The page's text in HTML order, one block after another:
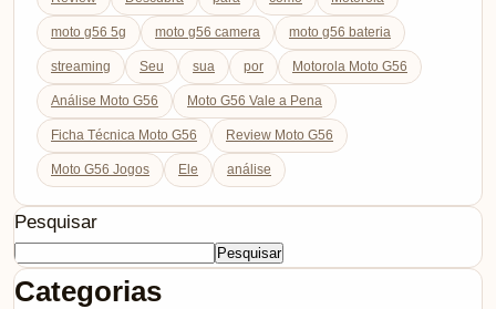
moto g56 5g moto g56 camera moto g56 bateria
streaming Seu sua por Motorola Moto G56
Análise Moto G56 Moto G56 Vale a Pena
Ficha Técnica Moto G56 Review Moto G56
Moto G56 Jogos Ele análise
Pesquisar
Pesquisar
Categorias